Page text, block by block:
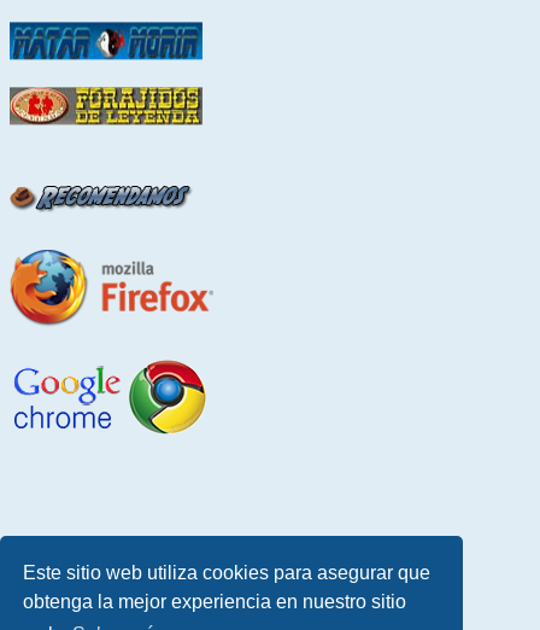
Este sitio web utiliza cookies para asegurar que
obtenga la mejor experiencia en nuestro sitio